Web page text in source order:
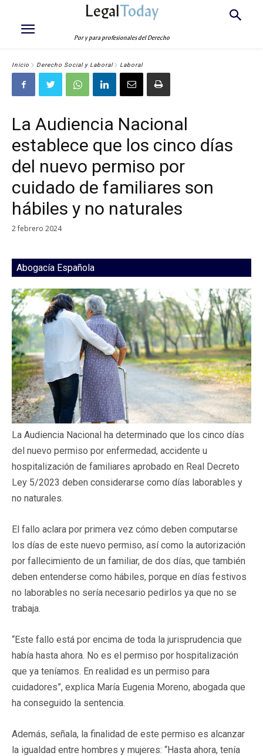
LegalToday
Por y para profesionales del Derecho
Inicio Derecho Social y Laboral Laboral
La Audiencia Nacional
establece que los cinco días
del nuevo permiso por
cuidado de familiares son
hábiles y no naturales
2 febrero 2024
Abogacía Española
La Audiencia Nacional ha determinado que los cinco días
del nuevo permiso por enfermedad, accidente u
hospitalización de familiares aprobado en Real Decreto
Ley 5/2023 deben considerarse como días laborables y
no naturales.
El fallo aclara por primera vez cómo deben computarse
los días de este nuevo permiso, así como la autorización
por fallecimiento de un familiar, de dos días, que también
deben entenderse como hábiles, porque en días festivos
no laborables no sería necesario pedirlos ya que no se
trabaja.
“Este fallo está por encima de toda la jurisprudencia que
había hasta ahora. No es el permiso por hospitalización
que ya teníamos. En realidad es un permiso para
cuidadores”, explica María Eugenia Moreno, abogada que
ha conseguido la sentencia.
Además, señala, la finalidad de este permiso es alcanzar
la igualdad entre hombres y mujeres: “Hasta ahora, tenía